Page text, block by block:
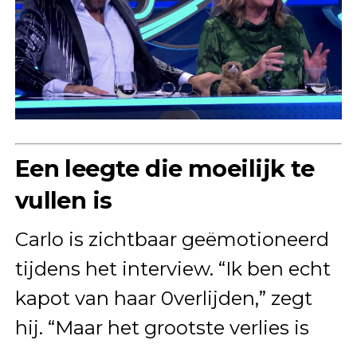
Een leegte die moeilijk te
vullen is
Carlo is zichtbaar geëmotioneerd
tijdens het interview. “Ik ben echt
kapot van haar 0verlijden,” zegt
hij. “Maar het grootste verlies is